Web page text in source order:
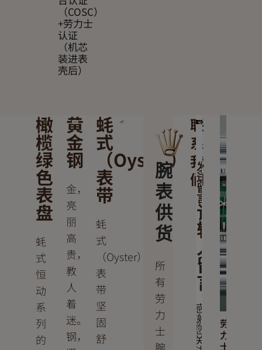
（COSC）
+劳力士
认证
（机芯
装进表
壳后）
橄
榄
绿
色
表
盘
蚝
式
恒
动
系
列
的
黄
金
钢
金，
亮
丽
高
贵，
教
人
着
迷。
钢，
蚝
式
（Oyster）
表
带
蚝
式
（Oyster）
表
带
坚
固
舒
腕
表
供
货
所
有
劳
力
士
联
系
我
们
发
送
留
言
请
输
入
留
言
感
谢
您
关
劳
力
士